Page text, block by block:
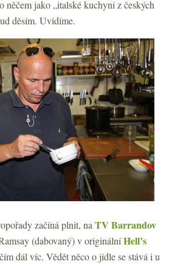
něčem jako „italské kuchyni z českých
děsím. Uvidíme.
začíná plnit, na TV Barrandov
(dabovaný) v originálníHell’s
dál víc. Vědět něco o jídle se stává i u